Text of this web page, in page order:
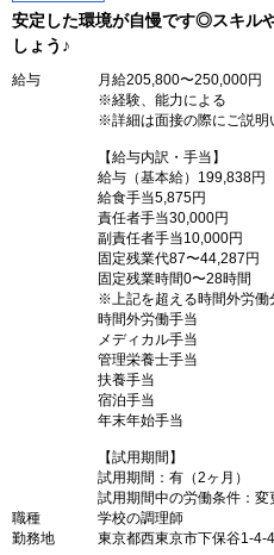
正社員
安定した環境が自慢です◎スキル
しょう♪
給与
月給205,800〜250,000円
※経験、能力による
※詳細は面接の際にご説明
【給与内訳・手当】
給与（基本給）199,838円
給食手当5,875円
責任者手当30,000円
副責任者手当10,000円
固定残業代87〜44,287円
固定残業時間0〜28時間
※上記を超える時間外労働
時間外労働手当
メディカル手当
管理栄養士手当
扶養手当
宿泊手当
年末年始手当
【試用期間】
試用期間：有（2ヶ月）
試用期間中の労働条件：変
職種
学校の調理師
勤務地
東京都西東京市下保谷1-4-4